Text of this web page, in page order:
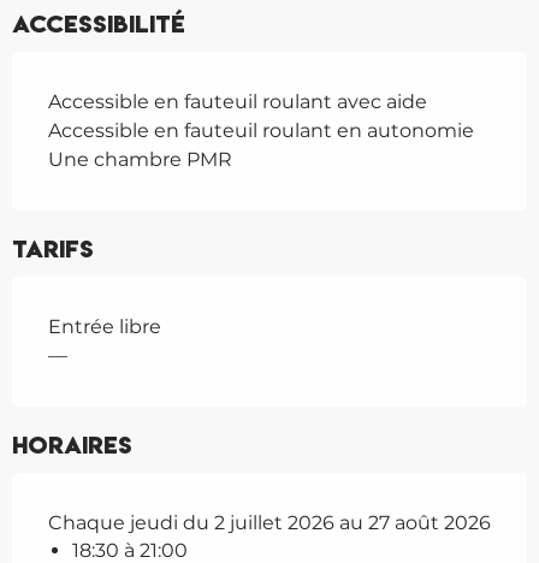
Accessibilité
Accessible en fauteuil roulant avec aide
Accessible en fauteuil roulant en autonomie
Une chambre PMR
Tarifs
Entrée libre
—
Horaires
Chaque jeudi du 2 juillet 2026 au 27 août 2026
18:30 à 21:00